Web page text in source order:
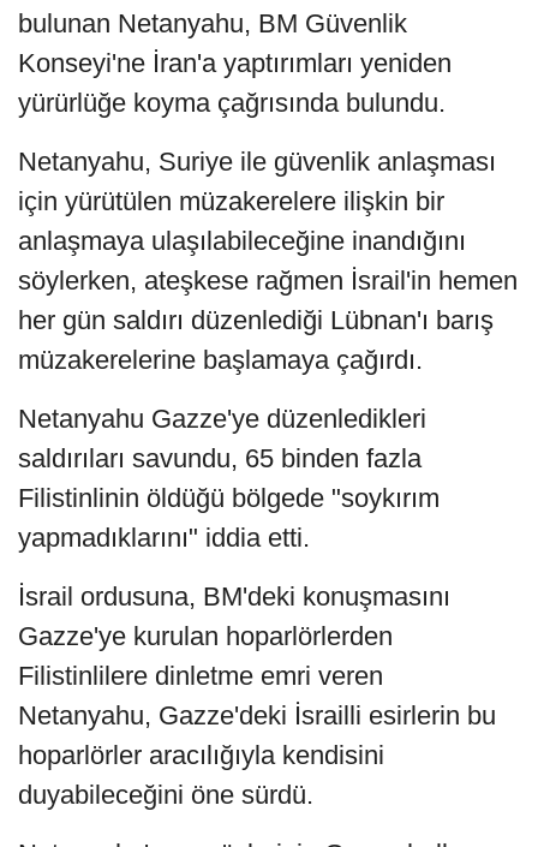
bulunan Netanyahu, BM Güvenlik
Konseyi'ne İran'a yaptırımları yeniden
yürürlüğe koyma çağrısında bulundu.
Netanyahu, Suriye ile güvenlik anlaşması
için yürütülen müzakerelere ilişkin bir
anlaşmaya ulaşılabileceğine inandığını
söylerken, ateşkese rağmen İsrail'in hemen
her gün saldırı düzenlediği Lübnan'ı barış
müzakerelerine başlamaya çağırdı.
Netanyahu Gazze'ye düzenledikleri
saldırıları savundu, 65 binden fazla
Filistinlinin öldüğü bölgede "soykırım
yapmadıklarını" iddia etti.
İsrail ordusuna, BM'deki konuşmasını
Gazze'ye kurulan hoparlörlerden
Filistinlilere dinletme emri veren
Netanyahu, Gazze'deki İsrailli esirlerin bu
hoparlörler aracılığıyla kendisini
duyabileceğini öne sürdü.